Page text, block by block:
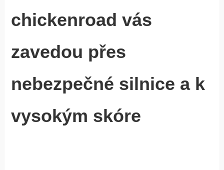
chickenroad vás
zavedou přes
nebezpečné silnice a k
vysokým skóre